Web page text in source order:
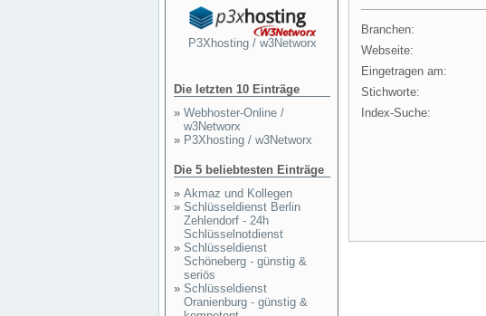
P3Xhosting / w3Networx
Die letzten 10 Einträge
» Webhoster-Online /
w3Networx
» P3Xhosting / w3Networx
Die 5 beliebtesten Einträge
» Akmaz und Kollegen
» Schlüsseldienst Berlin
Zehlendorf - 24h
Schlüsselnotdienst
» Schlüsseldienst
Schöneberg - günstig &
seriös
» Schlüsseldienst
Oranienburg - günstig &
Branchen:
Webseite:
Eingetragen am:
Stichworte:
Index-Suche: